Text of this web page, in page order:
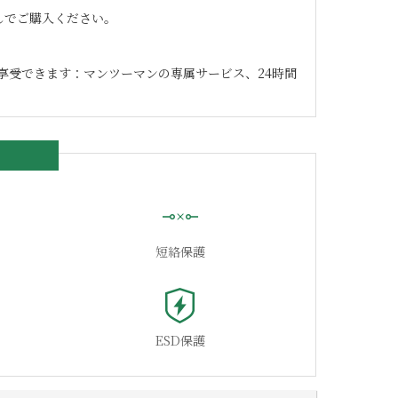
ご購入ください。
できます：マンツーマンの専属サービス、24時間
短絡保護
ESD保護